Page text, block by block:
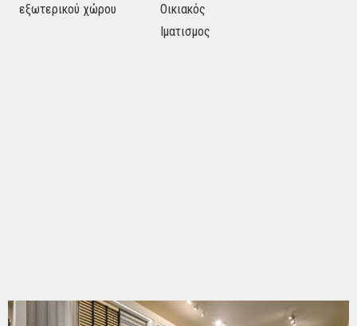
εξωτερικού χώρου
Οικιακός
Ιματισμος